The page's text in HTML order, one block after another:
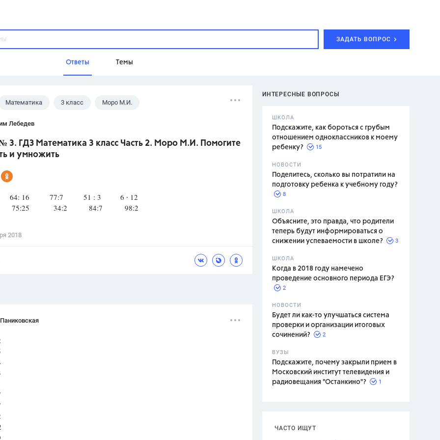
ЗАДАТЬ ВОПРОС
Ответы Темы
Домашнее задание
Учебники
Разумовская М.М.,
Красота, Воспитание
ИНТЕРЕСНЫЕ ВОПРОСЫ
ШКОЛА
Подскажите, как бороться с грубым
отношением одноклассников к моему
ребенку?
15
НОВОСТИ
Поделитесь, сколько вы потратили на
подготовку ребенка к учебному году?
8
ШКОЛА
Объясните, это правда, что родители
теперь будут информироваться о
снижении успеваемости в школе?
3
ШКОЛА
Когда в 2018 году намечено
проведение основного периода ЕГЭ?
2
НОВОСТИ
Будет ли как-то улучшаться система
проверки и организации итоговых
сочинений?
2
ВУЗЫ
Подскажите, почему закрыли прием в
Московский институт телевидения и
радиовещания "Останкино"?
1
ЧАСТО ИЩУТ
Математика 3 класс Моро М.И.
Лебедев
3. ГДЗ Математика 3 класс Часть 2. Моро М.И. Помогите
и умножить
16 77:7 51 : 3 6 ∙ 12
75:25 34:2 84:7 98:2
2018